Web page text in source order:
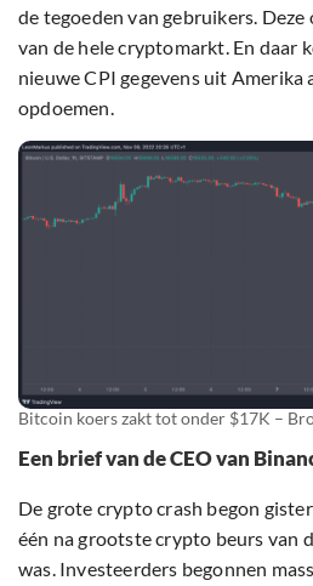
de tegoeden van gebruikers.
van de hele cryptomarkt. En daar
nieuwe CPI gegevens uit Amerika
opdoemen.
Bitcoin koers zakt tot onder $17K –
Een brief van de CEO van
De grote crypto crash begon
één na grootste crypto beurs van
was. Investeerders begonnen